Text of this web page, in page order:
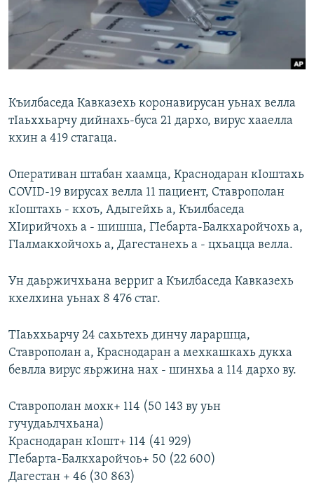
Къилбаседа Кавказехь коронавирусан уьнах велла
тIаьххьарчу дийнахь-буса 21 дархо, вирус хааелла
кхин а 419 стагаца.
Оперативан штабан хаамца, Краснодаран кIоштахь
COVID-19 вирусах велла 11 пациент, Ставрополан
кIоштахь - кхоъ, Адыгейхь а, Къилбаседа
ХIирийчохь а - шишша, ГIебарта-Балкхаройчохь а,
ГIалмакхойчохь а, Дагестанехь а - цхьацца велла.
Ун даьржичхьана верриг а Къилбаседа Кавказехь
кхелхина уьнах 8 476 стаг.
ТIаьххьарчу 24 сахьтехь динчу лараршца,
Ставрополан а, Краснодаран а мехкашкахь дукха
бевлла вирус яьржина нах - шинхьа а 114 дархо ву.
Ставрополан мохк+ 114 (50 143 ву уьн
гучудаьлчхьана)
Краснодаран кIошт+ 114 (41 929)
ГIебарта-Балкхаройчоь+ 50 (22 600)
Дагестан + 46 (30 863)